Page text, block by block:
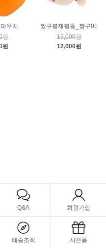
우치
원
원
짱구봉제필통_짱구01
15,000원
12,000원
Q&A 회원가입
배송조회 사은품